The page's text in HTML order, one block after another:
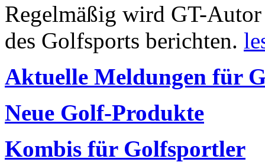
Regelmäßig wird GT-
des Golfsports berichten.
Aktuelle Meldungen für
Neue Golf-Produkte
Kombis für Golfsportler